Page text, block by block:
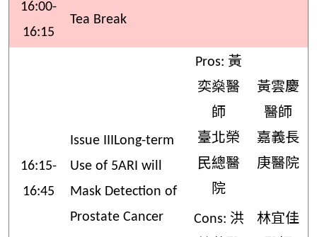
16:00-
16:15
Tea Break
16:15-
16:45
Issue IIILong-term
Use of 5ARI will
Mask Detection of
Prostate Cancer
Pros: 黃
奕燊醫
師
臺北榮
民總醫
院
黃雲慶
醫師
嘉義長
庚醫院
Cons: 洪
林宜佳